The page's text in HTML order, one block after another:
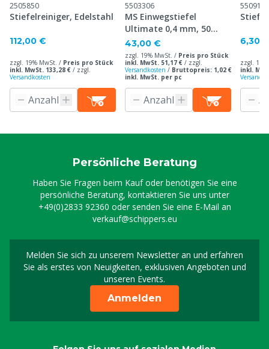
2505850
Stiefelreiniger, Edelstahl
112,00 €
zzgl. 19% MwSt. / Preis pro Stück
inkl. MwSt. 133,28 € / zzgl.
Versandkosten
5503306
MS Einwegstiefel
Ultimate 0,4 mm, 50
Stück
43,00 €
zzgl. 19% MwSt. / Preis pro Stück
inkl. MwSt. 51,17 € / zzgl.
Versandkosten / Bruttopreis: 1,02 €
inkl. MwSt. per pc
5509145
6,30 €
zzgl.
inkl.
Persönliche Beratung
Haben Sie Fragen beim Kauf oder benötigen Sie eine
persönliche Beratung, kontaktieren Sie uns unter
+49(0)2833 92360 oder senden Sie eine E-Mail an
verkauf@schippers.eu
Melden Sie sich zu unserem Newsletter an und erfahren
Sie als erstes von Neuigkeiten, exklusiven Angeboten und
unseren Events.
Melden Sie sich für
Anmelden